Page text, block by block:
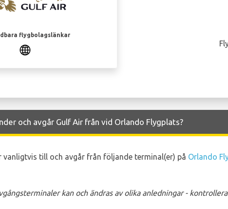
flygbolagslänkar
och avgår Gulf Air från vid Orlando Flygplats?
vanligtvis till och avgår från följande terminal(er) på Orlando
kan och ändras av olika anledningar -